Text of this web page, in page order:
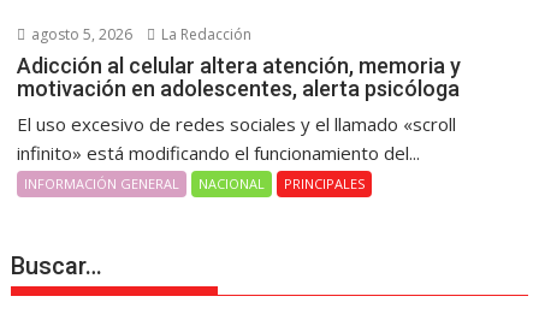
agosto 5, 2026 La Redacción
Adicción al celular altera atención, memoria y
motivación en adolescentes, alerta psicóloga
El uso excesivo de redes sociales y el llamado «scroll
infinito» está modificando el funcionamiento del...
INFORMACIÓN GENERAL NACIONAL PRINCIPALES
Buscar…